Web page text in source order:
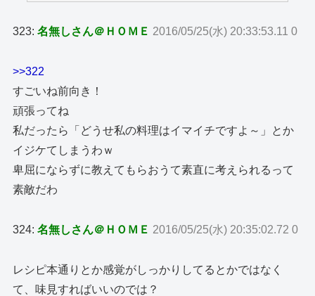
323:名無しさん＠ＨＯＭＥ 2016/05/25(水) 20:33:53.11 0
>>322
すごいね前向き！
頑張ってね
私だったら「どうせ私の料理はイマイチですよ～」とか
イジケてしまうわｗ
卑屈にならずに教えてもらおうて素直に考えられるって
素敵だわ
324:名無しさん＠ＨＯＭＥ 2016/05/25(水) 20:35:02.72 0
レシピ本通りとか感覚がしっかりしてるとかではなく
て、味見すればいいのでは？